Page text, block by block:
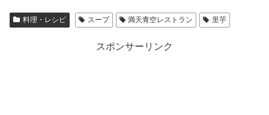
料理・レシピ スープ 満天青空レストラン 里芋
スポンサーリンク